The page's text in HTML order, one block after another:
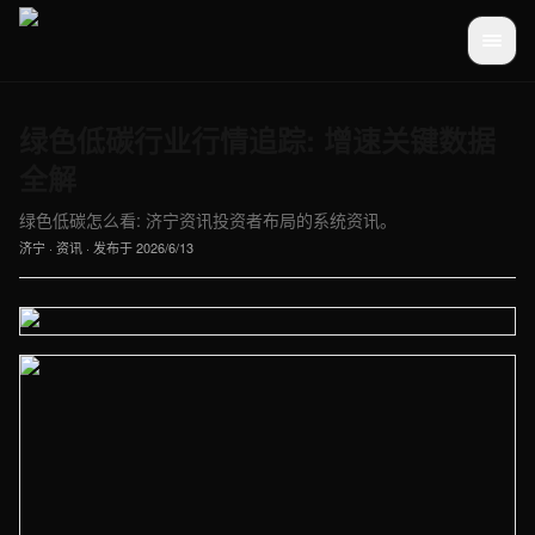
绿色低碳怎么看: 济宁资讯投资者布局的系统资讯。
济宁 · 资讯 · 发布于2026/6/13